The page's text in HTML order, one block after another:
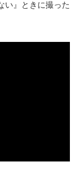
い』ときに撮った